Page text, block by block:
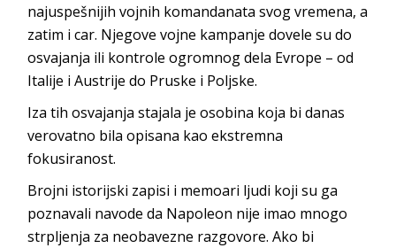
najuspešnijih vojnih komandanata svog vremena, a
zatim i car. Njegove vojne kampanje dovele su do
osvajanja ili kontrole ogromnog dela Evrope – od
Italije i Austrije do Pruske i Poljske.
Iza tih osvajanja stajala je osobina koja bi danas
verovatno bila opisana kao ekstremna
fokusiranost.
Brojni istorijski zapisi i memoari ljudi koji su ga
poznavali navode da Napoleon nije imao mnogo
strpljenja za neobavezne razgovore. Ako bi